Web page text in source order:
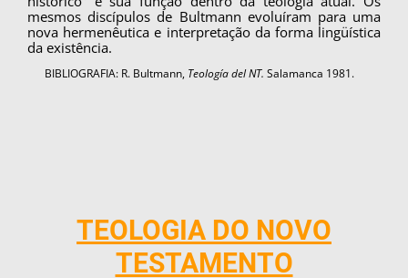
mesmos discípulos de Bultmann evoluíram para uma
nova hermenêutica e inter­pretação da forma lingüística
da existência.
BIBLIOGRAFIA: R. Bultmann, Teología del NT. Salamanca 1981.
TEOLOGIA DO NOVO
TESTAMENTO